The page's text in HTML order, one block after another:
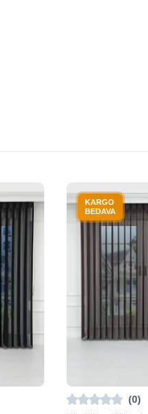
KARGO
BEDAVA
(0)